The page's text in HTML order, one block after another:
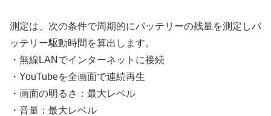
測定は、次の条件で周期的にバッテリーの残量を測定しバ
ッテリー駆動時間を算出します。
・無線LANでインターネットに接続
・YouTubeを全画面で連続再生
・画面の明るさ：最大レベル
・音量：最大レベル